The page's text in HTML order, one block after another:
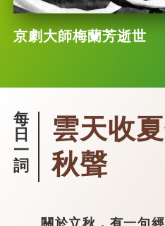
京劇大師梅蘭芳逝世
每
日
一
詞
雲天收
秋聲
關於立秋，有一句經